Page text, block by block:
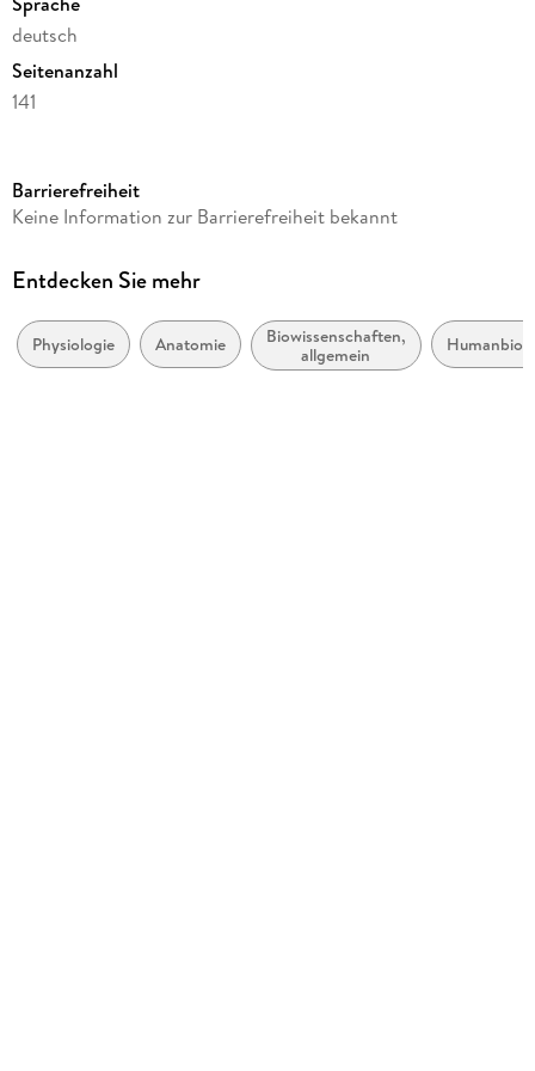
deutsch
Seitenanzahl
141
Autor/Autorin
Verlag/Hersteller
Produktart
kartoniert
Barrierefreiheit
Keine Information zur Barrierefreiheit bekannt
Entdecken Sie mehr
Physiologie Anatomie
Biowissenschaften,
allgemein